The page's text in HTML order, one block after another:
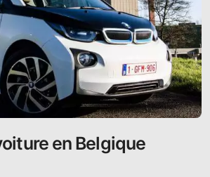
en Belgique